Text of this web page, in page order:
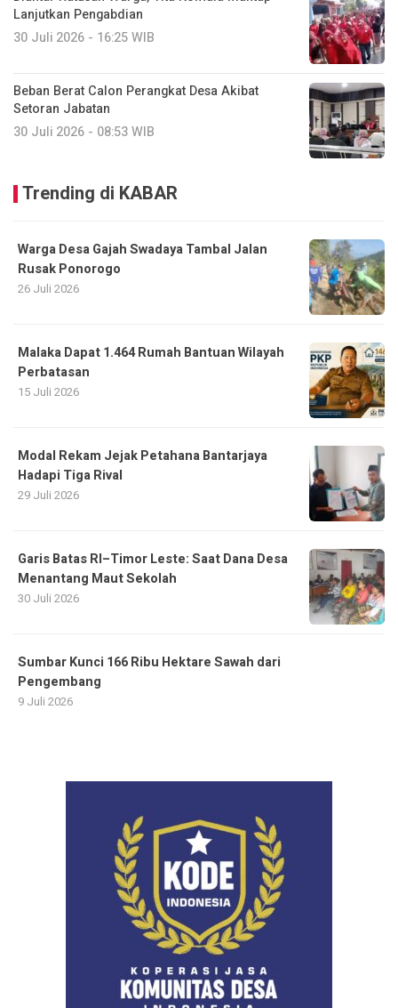
Lanjutkan Pengabdian
30 Juli 2026 - 16:25 WIB
Beban Berat Calon Perangkat Desa Akibat
Setoran Jabatan
30 Juli 2026 - 08:53 WIB
Trending di KABAR
Warga Desa Gajah Swadaya Tambal Jalan
Rusak Ponorogo
26 Juli 2026
Malaka Dapat 1.464 Rumah Bantuan Wilayah
Perbatasan
15 Juli 2026
Modal Rekam Jejak Petahana Bantarjaya
Hadapi Tiga Rival
29 Juli 2026
Garis Batas RI–Timor Leste: Saat Dana Desa
Menantang Maut Sekolah
30 Juli 2026
Sumbar Kunci 166 Ribu Hektare Sawah dari
Pengembang
9 Juli 2026